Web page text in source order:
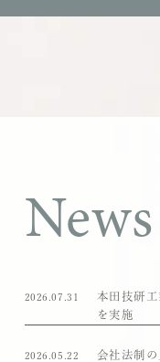
News
2026.07.31
本田技研
を実施
2026.05.22
会社法制